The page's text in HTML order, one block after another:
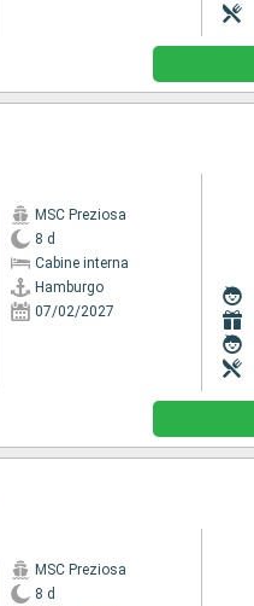
MSC Preziosa
8 d
Cabine interna
Hamburgo
07/02/2027
MSC Preziosa
8 d